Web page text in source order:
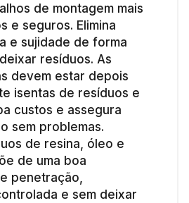
de montagem mais
e seguros. Elimina
e sujidade de forma
resíduos. As
devem estar depois
isentas de resíduos e
custos e assegura
sem problemas.
de resina, óleo e
de uma boa
penetração,
e sem deixar